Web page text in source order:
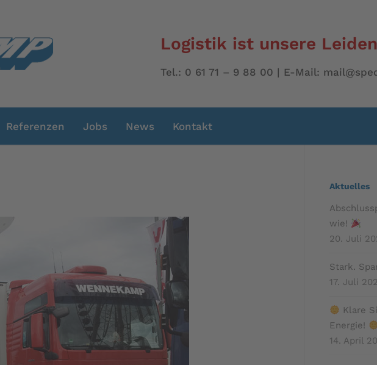
Logistik ist unsere
Tel.: 0 61 71 – 9 88 00 | E-Mail:
Referenzen Jobs News Kontakt
Aktuelles
wie!
20. Juli
Stark.
17. Juli
Klare
Energie!
14. April